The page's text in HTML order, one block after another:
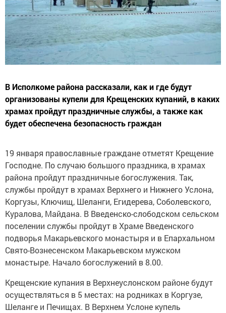
В Исполкоме района рассказали, как и где будут
организованы купели для Крещенских купаний, в каких
храмах пройдут праздничные службы, а также как
будет обеспечена безопасность граждан
19 января православные граждане отметят Крещение
Господне. По случаю большого праздника, в храмах
района пройдут праздничные богослужения. Так,
службы пройдут в храмах Верхнего и Нижнего Услона,
Коргузы, Ключищ, Шеланги, Егидерева, Соболевского,
Куралова, Майдана. В Введенско-слободском сельском
поселении службы пройдут в Храме Введенского
подворья Макарьевского монастыря и в Епархальном
Свято-Вознесенском Макарьевском мужском
монастыре. Начало богослужений в 8.00.
Крещенские купания в Верхнеуслонском районе будут
осуществляться в 5 местах: на родниках в Коргузе,
Шеланге и Печищах. В Верхнем Услоне купель